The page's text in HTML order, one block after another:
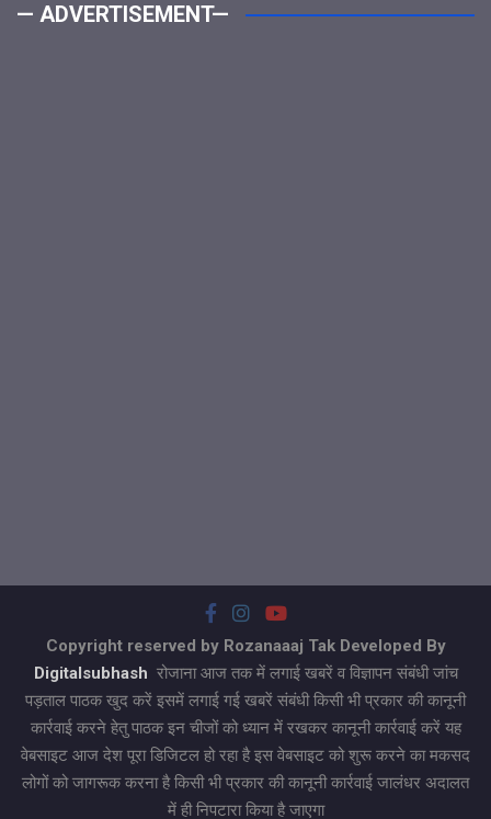
— ADVERTISEMENT—
Copyright reserved by Rozanaaaj Tak Developed By
Digitalsubhash रोजाना आज तक में लगाई खबरें व विज्ञापन संबंधी जांच
पड़ताल पाठक खुद करें इसमें लगाई गई खबरें संबंधी किसी भी प्रकार की कानूनी
कार्रवाई करने हेतु पाठक इन चीजों को ध्यान में रखकर कानूनी कार्रवाई करें यह
वेबसाइट आज देश पूरा डिजिटल हो रहा है इस वेबसाइट को शुरू करने का मकसद
लोगों को जागरूक करना है किसी भी प्रकार की कानूनी कार्रवाई जालंधर अदालत
में ही निपटारा किया है जाएगा